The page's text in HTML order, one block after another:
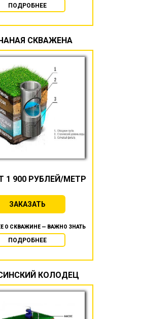
ПОДРОБНЕЕ
СКВАЖЕНА
1 900 РУБЛЕЙ/МЕТР
ЗАКАЗАТЬ
О СКВАЖИНЕ — ВАЖНО ЗНАТЬ
ПОДРОБНЕЕ
КОЛОДЕЦ